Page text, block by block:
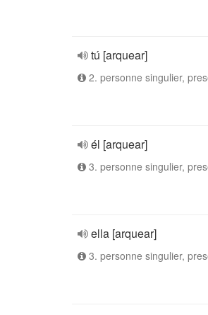
tú [arquear]
2. personne singulier,
él [arquear]
3. personne singulier,
ella [arquear]
3. personne singulier,